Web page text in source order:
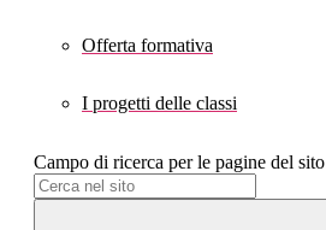
Offerta formativa
I progetti delle classi
Campo di ricerca per le pagine del sito